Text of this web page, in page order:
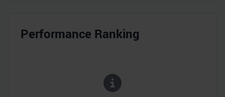
Performance Ranking